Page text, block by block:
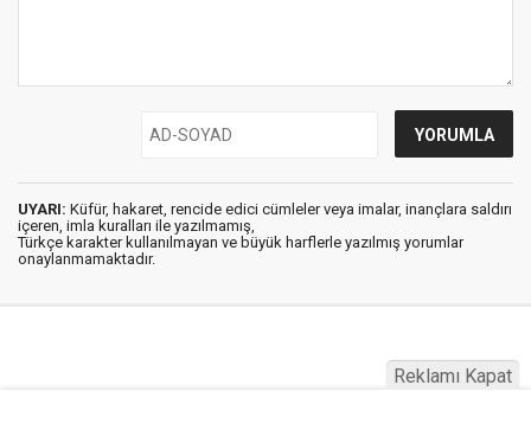
UYARI: Küfür, hakaret, rencide edici cümleler veya imalar, inançlara saldırı
içeren, imla kuralları ile yazılmamış,
Türkçe karakter kullanılmayan ve büyük harflerle yazılmış yorumlar
onaylanmamaktadır.
Reklamı Kapat